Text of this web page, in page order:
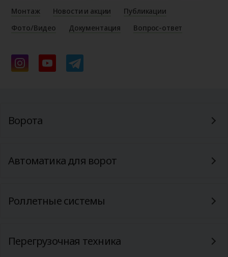
Монтаж
Новости и акции
Публикации
Фото/Видео
Документация Вопрос-ответ
Ворота
Автоматика для ворот
Роллетные системы
Перегрузочная техника